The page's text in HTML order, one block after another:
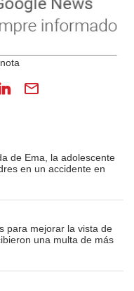
de Ema, la adolescente
en un accidente en
para mejorar la vista de
una multa de más